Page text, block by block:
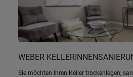
WEBER
Sie möchten Ihren Keller trockenlegen,